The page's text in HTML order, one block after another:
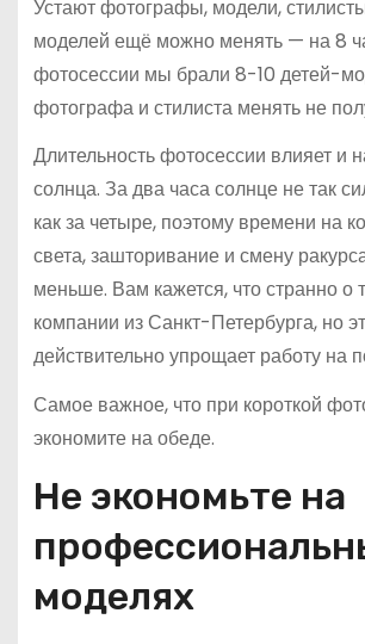
Устают фотографы, модели,
моделей ещё можно менять — на 8
фотосессии мы брали 8-10 детей-
фотографа и стилиста менять не
Длительность фотосессии влияет и
солнца. За два часа солнце не так
как за четыре, поэтому времени на
света, зашторивание и смену
меньше. Вам кажется, что странно о
компании из Санкт-Петербурга, но
действительно упрощает работу на
Самое важное, что при короткой
экономите на обеде.
Не экономьте на
моделях